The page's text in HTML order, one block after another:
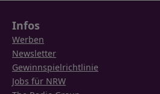
Infos
Werben
Newsletter
Gewinnspielrichtlinie
Jobs für NRW